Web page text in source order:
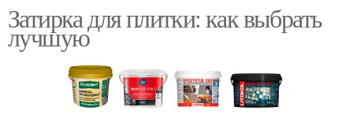
Затирка для плитки: как выбрать
лучшую